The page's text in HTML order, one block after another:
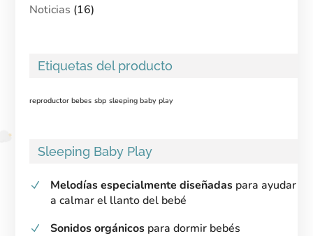
Noticias (16)
Etiquetas del producto
reproductor bebes sbp sleeping baby play
Sleeping Baby Play
Melodías especialmente diseñadas para ayudar
a calmar el llanto del bebé
Sonidos orgánicos para dormir bebés